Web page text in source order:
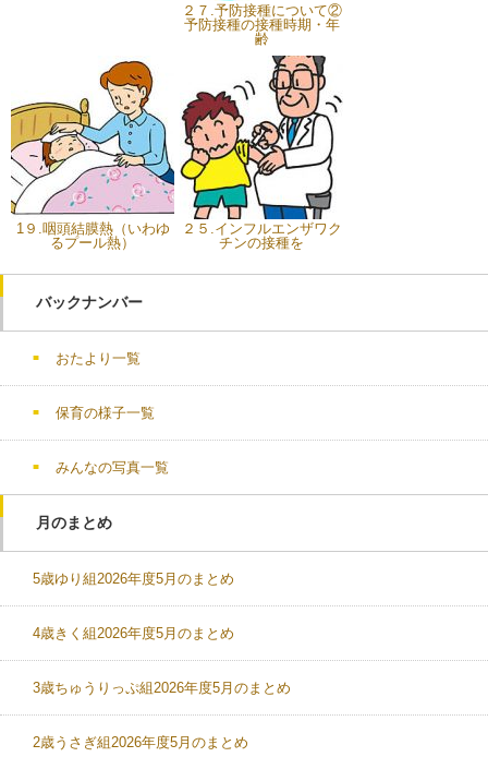
２７.予防接種について②
予防接種の接種時期・年
齢
1９.咽頭結膜熱（いわゆ
るプール熱）
２５.インフルエンザワク
チンの接種を
バックナンバー
おたより一覧
保育の様子一覧
みんなの写真一覧
月のまとめ
5歳ゆり組2026年度5月のまとめ
4歳きく組2026年度5月のまとめ
3歳ちゅうりっぷ組2026年度5月のまとめ
2歳うさぎ組2026年度5月のまとめ